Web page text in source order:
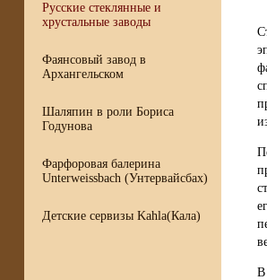
Русские стеклянные и
хрустальные заводы
Фаянсовый завод в
Архангельском
Шаляпин в роли Бориса
Годунова
Фарфоровая балерина
Unterweissbach (Унтервайсбах)
Детские сервизы Kahla(Кала)
В